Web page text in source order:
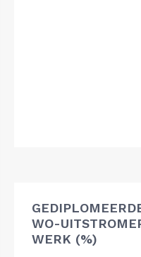
WO-
WERK (%)